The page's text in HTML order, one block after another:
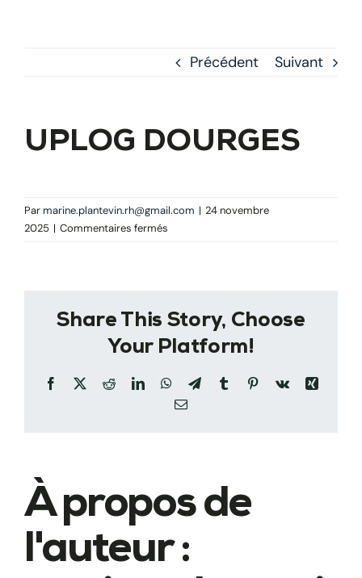
Précédent Suivant
UPLOG DOURGES
Par marine.plantevin.rh@gmail.com | 24 novembre
2025 | Commentaires fermés
Share This Story, Choose
Your Platform!
Facebook
X RedditLinkedInWhatsApp
TelegramTumblrPinterest
Vk
Xing
Email
À propos de
l'auteur :